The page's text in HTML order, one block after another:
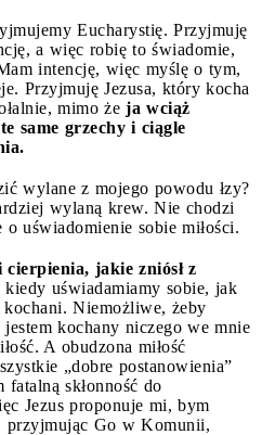
Eucharystię. Przyjmuję
a więc robię to świadomie,
intencję, więc myślę o tym,
Przyjmuję Jezusa, który kocha
mimo że ja wciąż
same grzechy i ciągle
wylane z mojego powodu łzy?
wylaną krew. Nie chodzi
o uświadomienie sobie miłości.
jakie zniósł z
kiedy uświadamiamy sobie, jak
Niemożliwe, żeby
kochany niczego we mnie
A obudzona miłość
„dobre postanowienia”
fatalną skłonność do
Jezus proponuje mi, bym
przyjmując Go w Komunii,